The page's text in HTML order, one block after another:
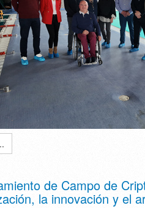
de Campo de
la innovación y el